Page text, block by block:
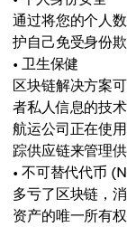
通过将您的个人
护自己免受身份欺
• 卫生保健
区块链解决方案
者私人信息的技
航运公司正在使
踪供应链来管理供
• 不可替代代币
多亏了区块链，
资产的唯一所有权